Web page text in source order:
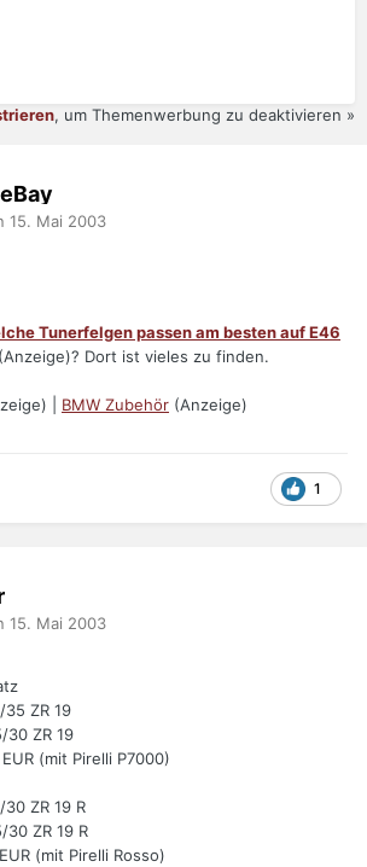
, um Themenwerbung zu deaktivieren »
15. Mai 2003
Tunerfelgen passen am besten auf E46
(Anzeige)? Dort ist vieles zu finden.
| BMW Zubehör (Anzeige)
1
15. Mai 2003
ZR 19
30 ZR 19
(mit Pirelli P7000)
ZR 19 R
ZR 19 R
(mit Pirelli Rosso)